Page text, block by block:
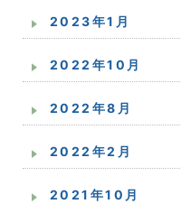
2023年1月
2022年10月
2022年8月
2022年2月
2021年10月